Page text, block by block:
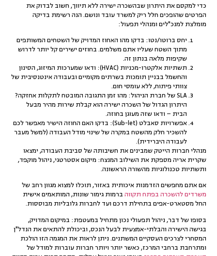
כדי למקסם את היתרון שבהשכרה ישירה ללא תיווך, חשוב לבדוק את
הפרטים שהופכים חלל ריק למשרד עובד ונושם. הנה רשימת בדיקה
מומלצת למנכ"לים ומנהלי תפעול:
יחס ברוטו/נטו: בדקו מהו האחוז המדויק של השטחים המשותפים
מתוך השטח שעליו אתם משלמים. בחוזים ישירים קל יותר לדרוש
שקיפות מלאה בנתון זה.
תשתיות אלקטרו-מכניות (HVAC):
ודאו שמערכות המיזוג, הסינון
והחשמל בבניין תומכות בשרתים מקומיים ובעבודה אינטנסיבית של
צוותי פיתוח, ללא עומסי חום.
SLA של חברת הניהול:
מהו זמן התגובה המובטח לתקלות אחזקה?
היתרון הגדול של השכרה ישירה הוא קבלת שירות מהיר מבעל
הבית – ודאו שזה מעוגן בחוזה.
אפשרויות סאבלט (Sub-let):
בדקו האם החוזה הישיר מאפשר לכם
להשכיר חלק מהשטח במקרה של שינוי מודל העבודה (למשל מעבר
לעבודה היברידית).
מנהלי חברות הייטק שמבינים את חשיבותה של סביבת העבודה, ימצאו
שקרית אריה מספקת את השילוב המנצח: מיקום אסטרטגי, ניהול מוקפד,
ותשתיות טכנולוגיות מהשורה הראשונה.
אם אתם מחפשים הזדמנות איכותית באזור, תוכלו למצוא מגוון רחב של
משרדים להשכרה בפתח תקווה ברמות גימור שונות, המותאמים אישית
החל מסטארט-אפים בתחילת דרכם ועד לחברות גלובליות מבוססות.
בסופו של דבר, ניהול תפעולי נכון מתחיל במעטפת: במיקום המדויק,
בגישה הישירה והבלתי-אמצעית לבעל הנכס, וביכולת להתאים את הנדל"ן
המסחרילצרכים העסקיים המשתנים. ניתן לראות את המגמה הזו הולכת
ומתרחבת ברחבי המרכז, כאשר יותר ויותר חברות עוברות למודל של